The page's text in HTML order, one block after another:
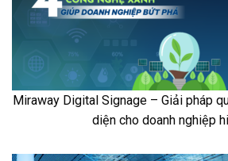
Miraway Digital Signage – Giải pháp
diện cho doanh nghiệp